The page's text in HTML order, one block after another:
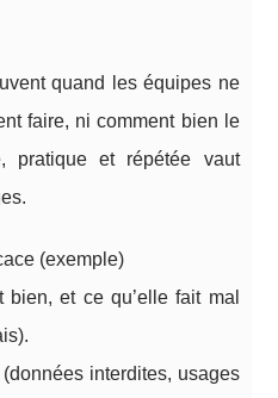
quand les équipes ne
faire, ni comment bien le
pratique et répétée vaut
(exemple)
bien, et ce qu’elle fait mal
interdites, usages